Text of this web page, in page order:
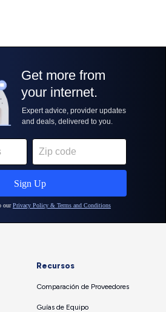
Recursos
Comparación de Proveedores
Guías de Equipo